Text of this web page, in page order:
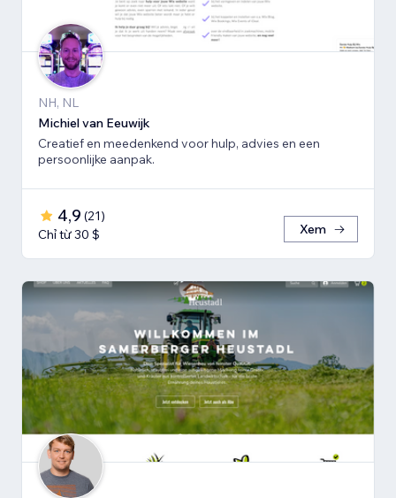
NH, NL
Michiel van Eeuwijk
Creatief en meedenkend voor hulp, advies en een
persoonlijke aanpak.
4,9 (21)
Chỉ từ 30 $
Xem